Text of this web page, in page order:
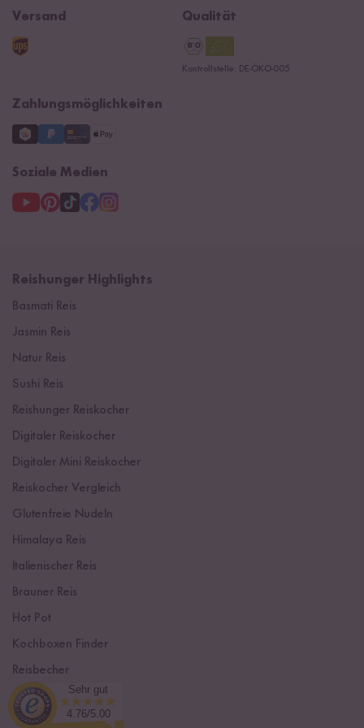
Kontaktformular
Navacopah
Reishunger Gutscheine
B2B
Datenschutzerklärung
Versand Qualität
Kontrollstelle: DE-ÖKO-005
Zahlungsmöglichkeiten
Soziale Medien
Reishunger Highlights
Basmati Reis
Jasmin Reis
Natur Reis
Sushi Reis
Reishunger Reiskocher
Digitaler Reiskocher
Digitaler Mini Reiskocher
Reiskocher Vergleich
Glutenfreie Nudeln
Himalaya Reis
Italienischer Reis
Brauner Reis
Hot Pot
Kochboxen Finder
Reisbecher
Sushi Einsteiger Box
Sehr gut
4.76/5.00